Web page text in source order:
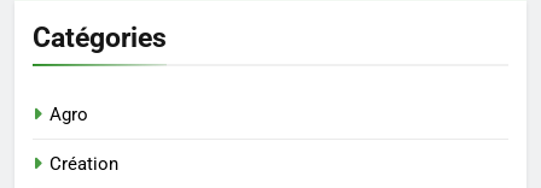
Catégories
Agro
Création